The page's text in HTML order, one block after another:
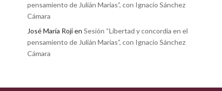
pensamiento de Julián Marías”, con Ignacio Sánchez
Cámara
José María Rojíen Sesión “Libertad y concordia en el
pensamiento de Julián Marías”, con Ignacio Sánchez
Cámara